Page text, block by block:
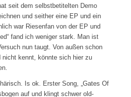
seit dem selbstbetitelten Demo
und seither eine EP und ein
war Riesenfan von der EP und
fand ich weniger stark. Man ist
nun taugt. Von außen schon
nicht kennt, könnte sich hier zu
Is ok. Erster Song, „Gates Of
auf und klingt schwer old-